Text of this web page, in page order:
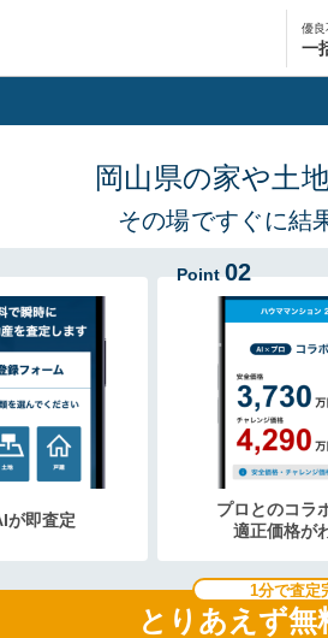
優良
一
岡山県の家や土
その場ですぐに結
が即査定
Point 02
プロとのコラ
適正価格が
とりあえず無
1分で査定